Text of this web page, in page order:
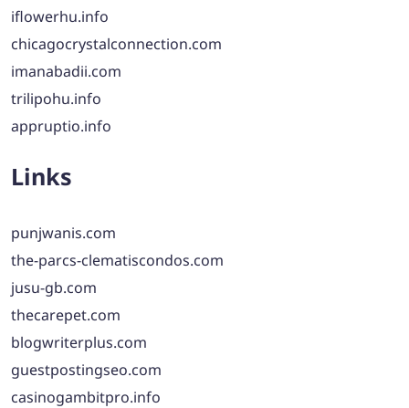
iflowerhu.info
chicagocrystalconnection.com
imanabadii.com
trilipohu.info
appruptio.info
Links
punjwanis.com
the-parcs-clematiscondos.com
jusu-gb.com
thecarepet.com
blogwriterplus.com
guestpostingseo.com
casinogambitpro.info